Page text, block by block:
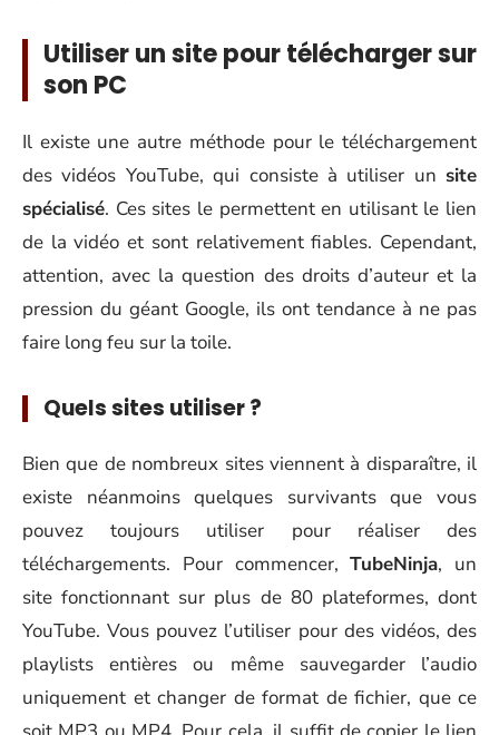
Utiliser un site pour télécharger sur
son PC
Il existe une autre méthode pour le téléchargement
des vidéos YouTube, qui consiste à utiliser un site
spécialisé. Ces sites le permettent en utilisant le lien
de la vidéo et sont relativement fiables. Cependant,
attention, avec la question des droits d’auteur et la
pression du géant Google, ils ont tendance à ne pas
faire long feu sur la toile.
Quels sites utiliser ?
Bien que de nombreux sites viennent à disparaître, il
existe néanmoins quelques survivants que vous
pouvez toujours utiliser pour réaliser des
téléchargements. Pour commencer,TubeNinja, un
site fonctionnant sur plus de 80 plateformes, dont
YouTube. Vous pouvez l’utiliser pour des vidéos, des
playlists entières ou même sauvegarder l’audio
uniquement et changer de format de fichier, que ce